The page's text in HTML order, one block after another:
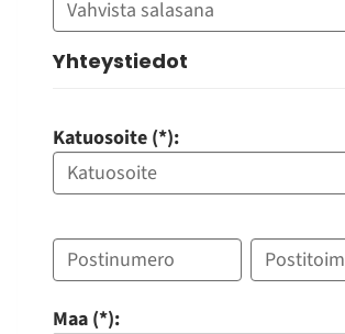
Yhteystiedot
Katuosoite (*):
Maa (*):